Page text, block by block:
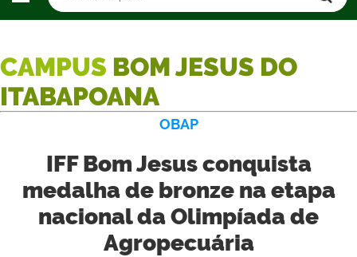
CAMPUS BOM JESUS DO
ITABAPOANA
OBAP
IFF Bom Jesus conquista
medalha de bronze na etapa
nacional da Olimpíada de
Agropecuária